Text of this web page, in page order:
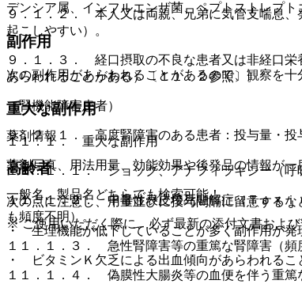
９．１．２． 本人又は両親、兄弟に気管支喘息、
起こしやすい）。
９．１．３． 経口摂取の不良な患者又は非経口栄
あらわれることがある）〔１１．２参照〕。
（腎機能障害患者）
９．２．１． 高度腎障害のある患者：投与量・投
高齢者
次の点に注意し、用量並びに投与間隔に留意する
・ 生理機能が低下していることが多く副作用が発
・ ビタミンＫ欠乏による出血傾向があらわれるこ
デンシア属、インフルエンザ菌、ペプトストレプト
副作用
次の副作用があらわれることがあるので、観察を
重大な副作用
１１．１． 重大な副作用
１１．１．１． ショック、アナフィラキシー（呼
１１．１．２． 中毒性表皮壊死融解症（Ｔｏｘ
も頻度不明）。
１１．１．３． 急性腎障害等の重篤な腎障害（頻
１１．１．４． 偽膜性大腸炎等の血便を伴う重篤
薬剤情報
薬剤写真、用法用量、効能効果や後発品の情報が
一般名、製品名どちらでも検索可能！
※ ご使用いただく際に、必ず最新の添付文書および